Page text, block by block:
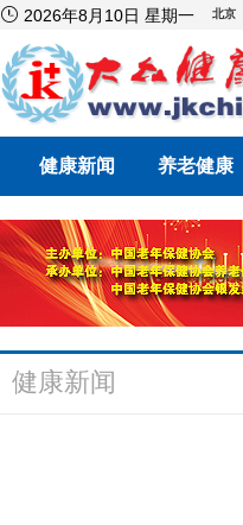
 2026年8月10日 星期一
健康新闻 养老健康
健康新闻